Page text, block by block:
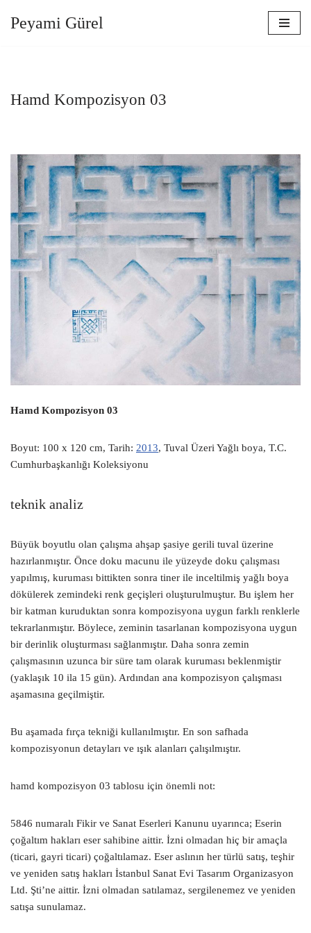
Peyami Gürel
Hamd Kompozisyon 03
Hamd Kompozisyon 03
Boyut: 100 x 120 cm, Tarih: 2013, Tuval Üzeri Yağlı boya, T.C.
Cumhurbaşkanlığı Koleksiyonu
teknik analiz
Büyük boyutlu olan çalışma ahşap şasiye gerili tuval üzerine
hazırlanmıştır. Önce doku macunu ile yüzeyde doku çalışması
yapılmış, kuruması bittikten sonra tiner ile inceltilmiş yağlı boya
dökülerek zemindeki renk geçişleri oluşturulmuştur. Bu işlem her
bir katman kuruduktan sonra kompozisyona uygun farklı renklerle
tekrarlanmıştır. Böylece, zeminin tasarlanan kompozisyona uygun
bir derinlik oluşturması sağlanmıştır. Daha sonra zemin
çalışmasının uzunca bir süre tam olarak kuruması beklenmiştir
(yaklaşık 10 ila 15 gün). Ardından ana kompozisyon çalışması
aşamasına geçilmiştir.
Bu aşamada fırça tekniği kullanılmıştır. En son safhada
kompozisyonun detayları ve ışık alanları çalışılmıştır.
hamd kompozisyon 03 tablosu için önemli not:
5846 numaralı Fikir ve Sanat Eserleri Kanunu uyarınca; Eserin
çoğaltım hakları eser sahibine aittir. İzni olmadan hiç bir amaçla
(ticari, gayri ticari) çoğaltılamaz. Eser aslının her türlü satış, teşhir
ve yeniden satış hakları İstanbul Sanat Evi Tasarım Organizasyon
Ltd. Şti’ne aittir. İzni olmadan satılamaz, sergilenemez ve yeniden
satışa sunulamaz.